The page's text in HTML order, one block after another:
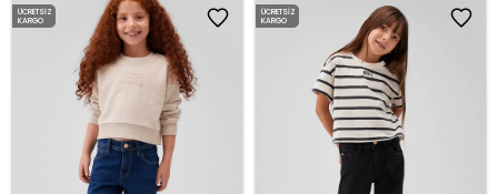
ÜCRETSIZ
KARGO
ÜCRETSIZ
KARGO